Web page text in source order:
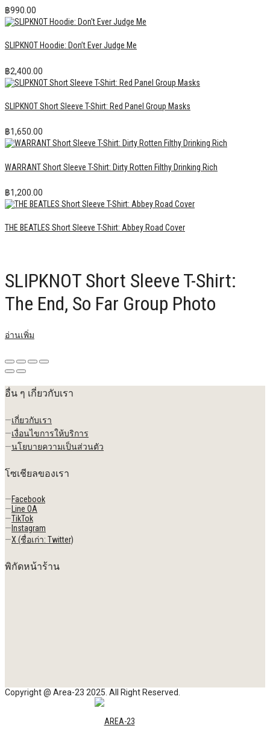
฿990.00
SLIPKNOT Hoodie: Don’t Ever Judge Me
฿2,400.00
SLIPKNOT Short Sleeve T-Shirt: Red Panel Group Masks
฿1,650.00
WARRANT Short Sleeve T-Shirt: Dirty Rotten Filthy Drinking Rich
฿1,200.00
THE BEATLES Short Sleeve T-Shirt: Abbey Road Cover
SLIPKNOT Short Sleeve T-Shirt:
The End, So Far Group Photo
อ่านเพิ่ม
อื่น ๆ เกี่ยวกับเรา
—เกี่ยวกับเรา
—เงื่อนไขการให้บริการ
—นโยบายความเป็นส่วนตัว
โซเชียลของเรา
—Facebook
— Line OA
—TikTok
— Instagram
—X (ชื่อเก่า: Twitter)
พิกัดหน้าร้าน
Copyright @ Area-23 2025. All Right Reserved.